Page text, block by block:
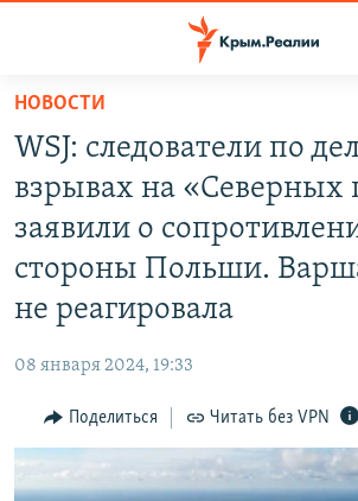
Вернуться
основному
содержанию
Вернутся
главной
навигации
Вернутся
СПЕЦПРОЕКТЫ
КАРТА ВОЕННЫХ ОБЪЕКТОВ КРЫМА
ВОДА
ЕЩЕ
ТЕЛЕПРОЕКТ КРЫМ.РЕАЛИИ
СОВЕТЫ ПРАВОЗАЩИТНИКОВ
КАК ОБОЙТИ БЛОКИРОВКУ
Українською
Qırımtatar
НОВОСТИ
WSJ: следователи по
взрывах на «Северных
заявили о
стороны Польши.
не реагировала
08 января 2024, 19:33
Поделиться Читать без VPN